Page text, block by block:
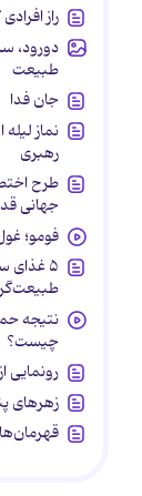
راز
دورود،
طبیعت
جان فدا
نماز
رهبری
طرح
جهانی
فومو؛
۵ غذای
نتیجه
چیست؟
رونمایی
زهرهای